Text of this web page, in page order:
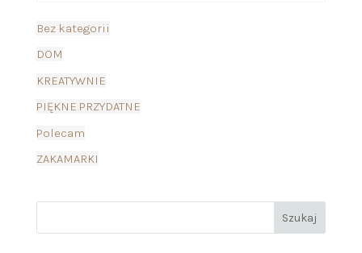
Bez kategorii
DOM
KREATYWNIE
PIĘKNE PRZYDATNE
Polecam
ZAKAMARKI